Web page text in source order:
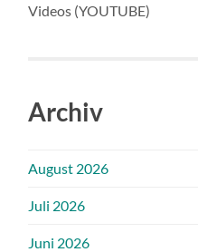
Videos (YOUTUBE)
Archiv
August 2026
Juli 2026
Juni 2026